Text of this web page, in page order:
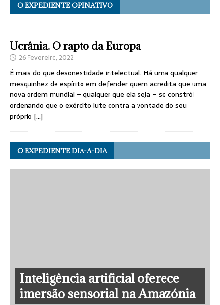
O EXPEDIENTE OPINATIVO
Ucrânia. O rapto da Europa
26 Fevereiro, 2022
É mais do que desonestidade intelectual. Há uma qualquer
mesquinhez de espírito em defender quem acredita que uma
nova ordem mundial – qualquer que ela seja – se constrói
ordenando que o exército lute contra a vontade do seu
próprio […]
O EXPEDIENTE DIA-A-DIA
Inteligência artificial oferece
imersão sensorial na Amazónia